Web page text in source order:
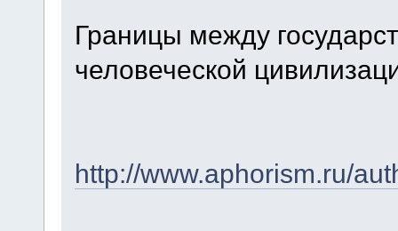
Границы между
человеческой
http://www.aphorism.ru/